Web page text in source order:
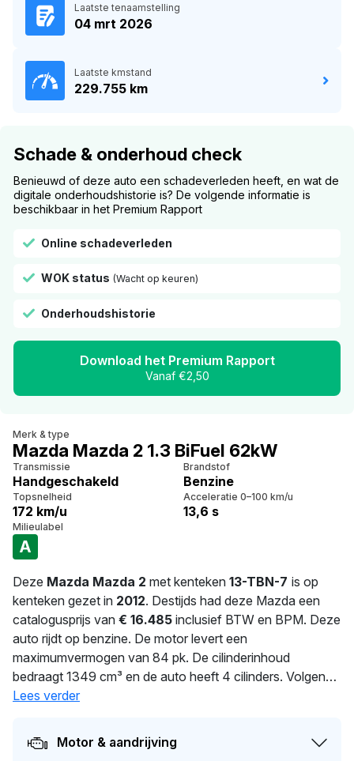
Laatste tenaamstelling
04 mrt 2026
Laatste kmstand
229.755 km
Schade & onderhoud check
Benieuwd of deze auto een schadeverleden heeft, en wat de
digitale onderhoudshistorie is? De volgende informatie is
beschikbaar in het Premium Rapport
Online schadeverleden
WOK status (Wacht op keuren)
Onderhoudshistorie
Download het Premium Rapport
Vanaf €2,50
Merk & type
Mazda Mazda 2 1.3 BiFuel 62kW
Transmissie
Handgeschakeld
Brandstof
Benzine
Topsnelheid
172 km/u
Acceleratie 0–100 km/u
13,6 s
Milieulabel
A
Deze Mazda Mazda 2 met kenteken 13-TBN-7 is op
kenteken gezet in 2012. Destijds had deze Mazda een
catalogusprijs van € 16.485 inclusief BTW en BPM. Deze
auto rijdt op benzine. De motor levert een
maximumvermogen van 84 pk. De cilinderinhoud
bedraagt 1349 cm³ en de auto heeft 4 cilinders. Volgens
de fabrieksopgave verbruikt deze auto 6.5 l/100 km. Met
heeft deze auto een nieuwe eigenaar gekregen. De APK
is geldig tot 01-08-2026. Dit voertuig heeft 2 eigenaren
Lees verder
Motor & aandrijving